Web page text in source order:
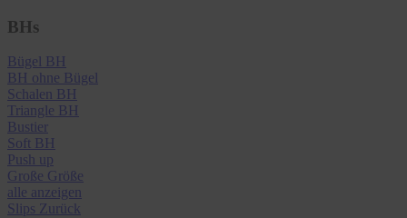
BHs
Bügel BH
BH ohne Bügel
Schalen BH
Triangle BH
Bustier
Soft BH
Push up
Große Größe
alle anzeigen
Slips Zurück